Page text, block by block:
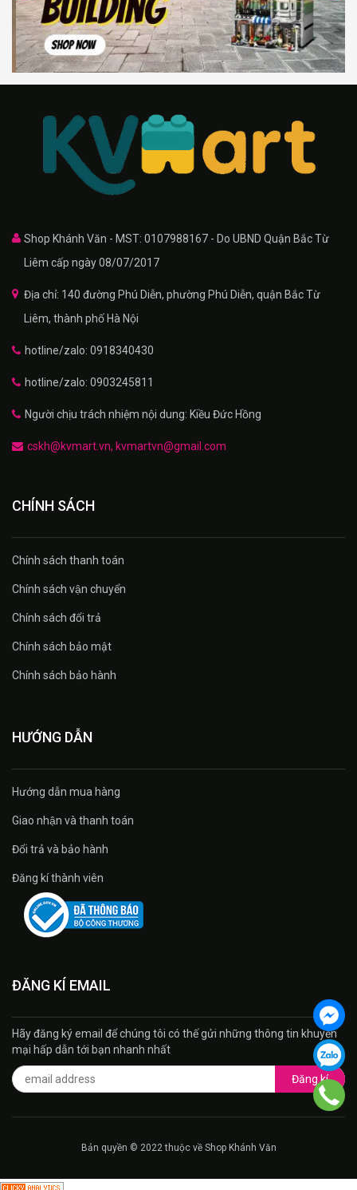
Shop Khánh Văn - MST: 0107988167 - Do UBND Quận Bắc Từ
Liêm cấp ngày 08/07/2017
Địa chỉ: 140 đường Phú Diễn, phường Phú Diễn, quận Bắc Từ
Liêm, thành phố Hà Nội
hotline/zalo: 0918340430
hotline/zalo: 0903245811
Người chịu trách nhiệm nội dung: Kiều Đức Hồng
cskh@kvmart.vn, kvmartvn@gmail.com
CHÍNH SÁCH
Chính sách thanh toán
Chính sách vận chuyển
Chính sách đổi trả
Chính sách bảo mật
Chính sách bảo hành
HƯỚNG DẪN
Hướng dẫn mua hàng
Giao nhận và thanh toán
Đổi trả và bảo hành
Đăng kí thành viên
ĐĂNG KÍ EMAIL
Hãy đăng ký email để chúng tôi có thế gửi những thông tin khuyến
mại hấp dẫn tới bạn nhanh nhất
Đăng kí
Bản quyền © 2022 thuộc về Shop Khánh Văn